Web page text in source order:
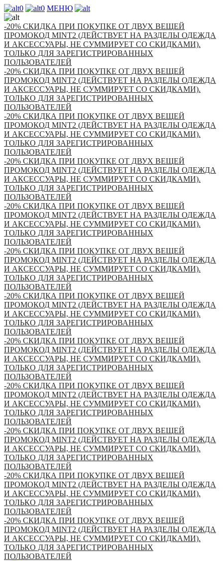
0 0 МЕНЮ
-20% СКИДКА ПРИ ПОКУПКЕ ОТ ДВУХ ВЕЩЕЙ
ПРОМОКОД MINT2 (ДЕЙСТВУЕТ НА РАЗДЕЛЫ ОДЕЖДА
И АКСЕССУАРЫ, НЕ СУММИРУЕТ СО СКИДКАМИ).
ТОЛЬКО ДЛЯ ЗАРЕГИСТРИРОВАННЫХ
ПОЛЬЗОВАТЕЛЕЙ
-20% СКИДКА ПРИ ПОКУПКЕ ОТ ДВУХ ВЕЩЕЙ
ПРОМОКОД MINT2 (ДЕЙСТВУЕТ НА РАЗДЕЛЫ ОДЕЖДА
И АКСЕССУАРЫ, НЕ СУММИРУЕТ СО СКИДКАМИ).
ТОЛЬКО ДЛЯ ЗАРЕГИСТРИРОВАННЫХ
ПОЛЬЗОВАТЕЛЕЙ
-20% СКИДКА ПРИ ПОКУПКЕ ОТ ДВУХ ВЕЩЕЙ
ПРОМОКОД MINT2 (ДЕЙСТВУЕТ НА РАЗДЕЛЫ ОДЕЖДА
И АКСЕССУАРЫ, НЕ СУММИРУЕТ СО СКИДКАМИ).
ТОЛЬКО ДЛЯ ЗАРЕГИСТРИРОВАННЫХ
ПОЛЬЗОВАТЕЛЕЙ
-20% СКИДКА ПРИ ПОКУПКЕ ОТ ДВУХ ВЕЩЕЙ
ПРОМОКОД MINT2 (ДЕЙСТВУЕТ НА РАЗДЕЛЫ ОДЕЖДА
И АКСЕССУАРЫ, НЕ СУММИРУЕТ СО СКИДКАМИ).
ТОЛЬКО ДЛЯ ЗАРЕГИСТРИРОВАННЫХ
ПОЛЬЗОВАТЕЛЕЙ
-20% СКИДКА ПРИ ПОКУПКЕ ОТ ДВУХ ВЕЩЕЙ
ПРОМОКОД MINT2 (ДЕЙСТВУЕТ НА РАЗДЕЛЫ ОДЕЖДА
И АКСЕССУАРЫ, НЕ СУММИРУЕТ СО СКИДКАМИ).
ТОЛЬКО ДЛЯ ЗАРЕГИСТРИРОВАННЫХ
ПОЛЬЗОВАТЕЛЕЙ
-20% СКИДКА ПРИ ПОКУПКЕ ОТ ДВУХ ВЕЩЕЙ
ПРОМОКОД MINT2 (ДЕЙСТВУЕТ НА РАЗДЕЛЫ ОДЕЖДА
И АКСЕССУАРЫ, НЕ СУММИРУЕТ СО СКИДКАМИ).
ТОЛЬКО ДЛЯ ЗАРЕГИСТРИРОВАННЫХ
ПОЛЬЗОВАТЕЛЕЙ
-20% СКИДКА ПРИ ПОКУПКЕ ОТ ДВУХ ВЕЩЕЙ
ПРОМОКОД MINT2 (ДЕЙСТВУЕТ НА РАЗДЕЛЫ ОДЕЖДА
И АКСЕССУАРЫ, НЕ СУММИРУЕТ СО СКИДКАМИ).
ТОЛЬКО ДЛЯ ЗАРЕГИСТРИРОВАННЫХ
ПОЛЬЗОВАТЕЛЕЙ
-20% СКИДКА ПРИ ПОКУПКЕ ОТ ДВУХ ВЕЩЕЙ
ПРОМОКОД MINT2 (ДЕЙСТВУЕТ НА РАЗДЕЛЫ ОДЕЖДА
И АКСЕССУАРЫ, НЕ СУММИРУЕТ СО СКИДКАМИ).
ТОЛЬКО ДЛЯ ЗАРЕГИСТРИРОВАННЫХ
ПОЛЬЗОВАТЕЛЕЙ
-20% СКИДКА ПРИ ПОКУПКЕ ОТ ДВУХ ВЕЩЕЙ
ПРОМОКОД MINT2 (ДЕЙСТВУЕТ НА РАЗДЕЛЫ ОДЕЖДА
И АКСЕССУАРЫ, НЕ СУММИРУЕТ СО СКИДКАМИ).
ТОЛЬКО ДЛЯ ЗАРЕГИСТРИРОВАННЫХ
ПОЛЬЗОВАТЕЛЕЙ
-20% СКИДКА ПРИ ПОКУПКЕ ОТ ДВУХ ВЕЩЕЙ
ПРОМОКОД MINT2 (ДЕЙСТВУЕТ НА РАЗДЕЛЫ ОДЕЖДА
И АКСЕССУАРЫ, НЕ СУММИРУЕТ СО СКИДКАМИ).
ТОЛЬКО ДЛЯ ЗАРЕГИСТРИРОВАННЫХ
ПОЛЬЗОВАТЕЛЕЙ
-20% СКИДКА ПРИ ПОКУПКЕ ОТ ДВУХ ВЕЩЕЙ
ПРОМОКОД MINT2 (ДЕЙСТВУЕТ НА РАЗДЕЛЫ ОДЕЖДА
И АКСЕССУАРЫ, НЕ СУММИРУЕТ СО СКИДКАМИ).
ТОЛЬКО ДЛЯ ЗАРЕГИСТРИРОВАННЫХ
ПОЛЬЗОВАТЕЛЕЙ
-20% СКИДКА ПРИ ПОКУПКЕ ОТ ДВУХ ВЕЩЕЙ
ПРОМОКОД MINT2 (ДЕЙСТВУЕТ НА РАЗДЕЛЫ ОДЕЖДА
И АКСЕССУАРЫ, НЕ СУММИРУЕТ СО СКИДКАМИ).
ТОЛЬКО ДЛЯ ЗАРЕГИСТРИРОВАННЫХ
ПОЛЬЗОВАТЕЛЕЙ